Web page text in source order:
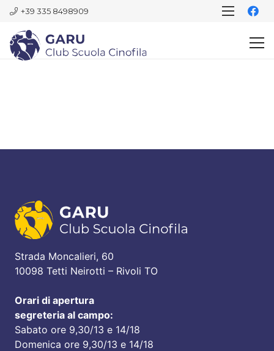
+39 335 8498909
Strada Moncalieri, 60
10098 Tetti Neirotti – Rivoli TO
Orari di apertura
segreteria al campo:
Sabato ore 9,30/13 e 14/18
Domenica ore 9,30/13 e 14/18